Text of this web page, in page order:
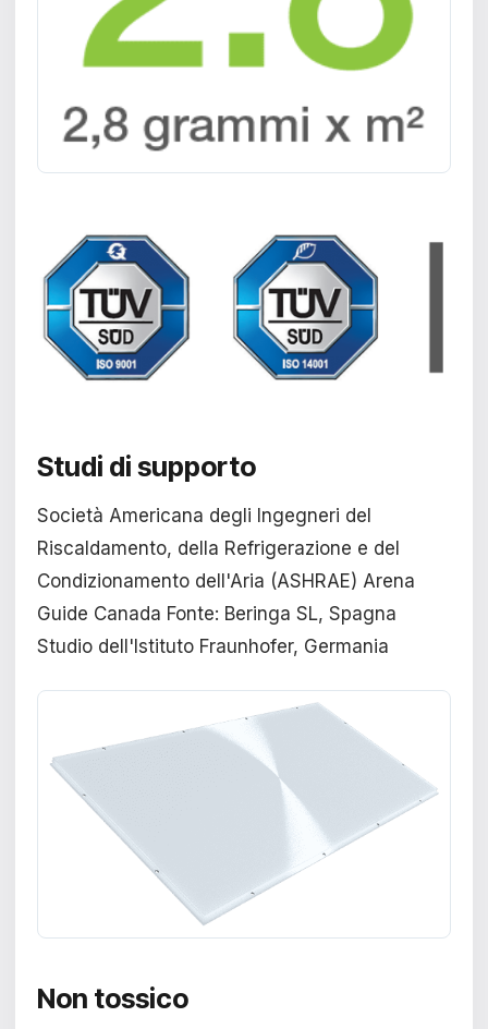
Studi di supporto
Società Americana degli Ingegneri del
Riscaldamento, della Refrigerazione e del
Condizionamento dell'Aria (ASHRAE) Arena
Guide Canada Fonte: Beringa SL, Spagna
Studio dell'Istituto Fraunhofer, Germania
Non tossico